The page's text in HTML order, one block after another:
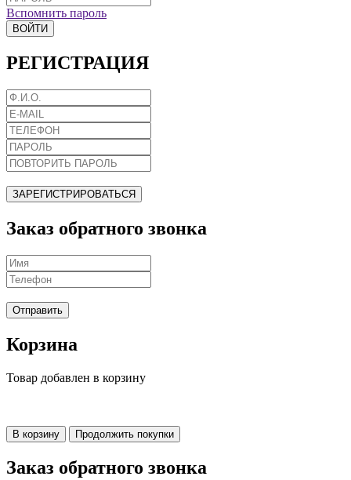
Вспомнить пароль
ВОЙТИ
РЕГИСТРАЦИЯ
ЗАРЕГИСТРИРОВАТЬСЯ
Заказ обратного звонка
Отправить
Корзина
Товар добавлен в корзину
В корзину Продолжить покупки
Заказ обратного звонка